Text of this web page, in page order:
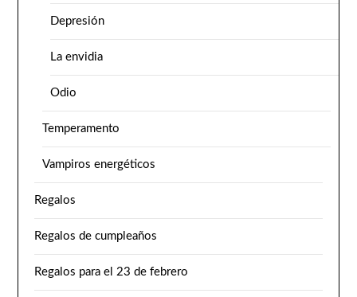
Depresión
La envidia
Odio
Temperamento
Vampiros energéticos
Regalos
Regalos de cumpleaños
Regalos para el 23 de febrero